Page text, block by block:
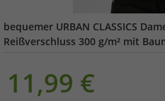
bequemer URBAN CLASSICS
Reißverschluss 300 g/m² mit
11,99 €